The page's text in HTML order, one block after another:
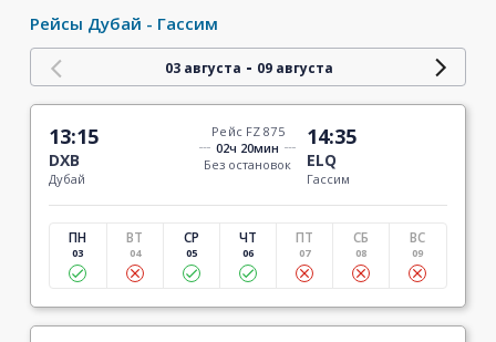
Рейсы Дубай - Гассим
03 августа - 09 августа
13:15
DXB
Дубай
Рейс FZ 875
02ч 20мин
Без остановок
14:35
ELQ
Гассим
ПН
03
ВТ
04
СР
05
ЧТ
06
ПТ
07
СБ
08
ВС
09